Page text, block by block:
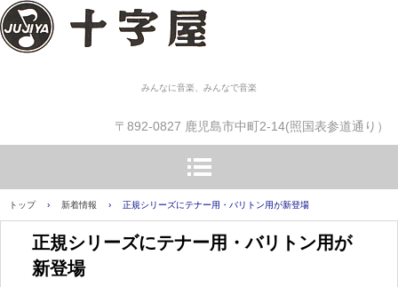
みんなに音楽、みんなで音楽
〒892-0827 鹿児島市中町2-14(照国表参道通り）
トップ › 新着情報 › 正規シリーズにテナー用・バリトン用が新登場
正規シリーズにテナー用・バリトン用が
新登場